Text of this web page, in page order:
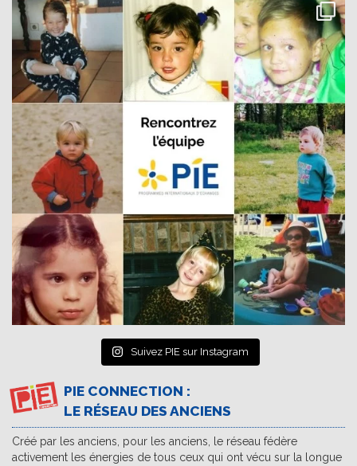
Suivez PIE sur Instagram
PIE CONNECTION :
LE RÉSEAU DES ANCIENS
Créé par les anciens, pour les anciens, le réseau fédère
activement les énergies de tous ceux qui ont vécu sur la longue